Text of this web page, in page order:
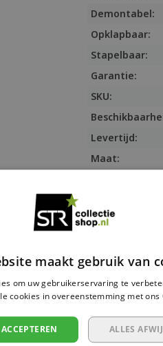
Demontabel:
Opklapbaar:
Stapelbaar:
Garantie:
SKU:
Levertijd:
Maat:
Stoel Mio
Zeer
De kunststof
kunststof
kuip wordt op
verpakt in
maakt gebruik van
om uw gebruikerservaring te
cookies in overeenstemming met ons
ALLES